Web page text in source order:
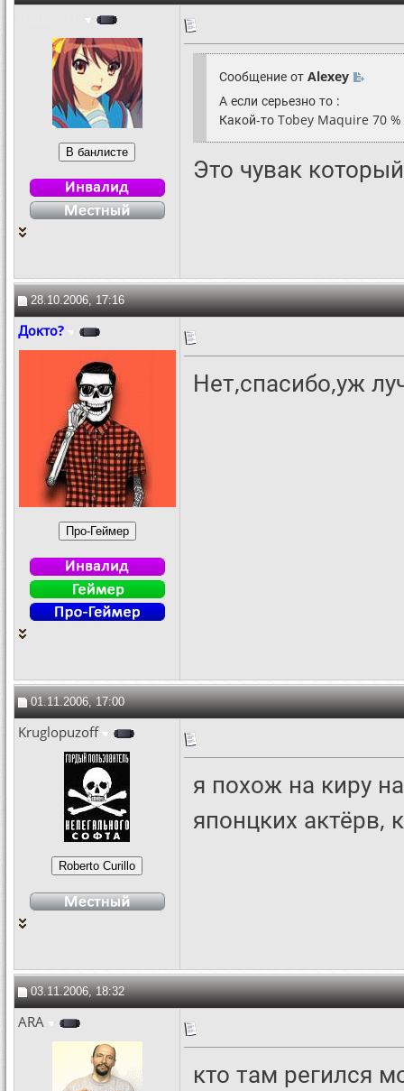
Сообщение от Alexey
А если серьезно то :
Какой-то Tobey Maquire 70 %
Это чувак
28.10.2006, 17:16
Докто?
Нет,спасибо,уж
01.11.2006, 17:00
Kruglopuzoff
я похож на киру
японцких актёрв,
03.11.2006, 18:32
ARA
кто там регился